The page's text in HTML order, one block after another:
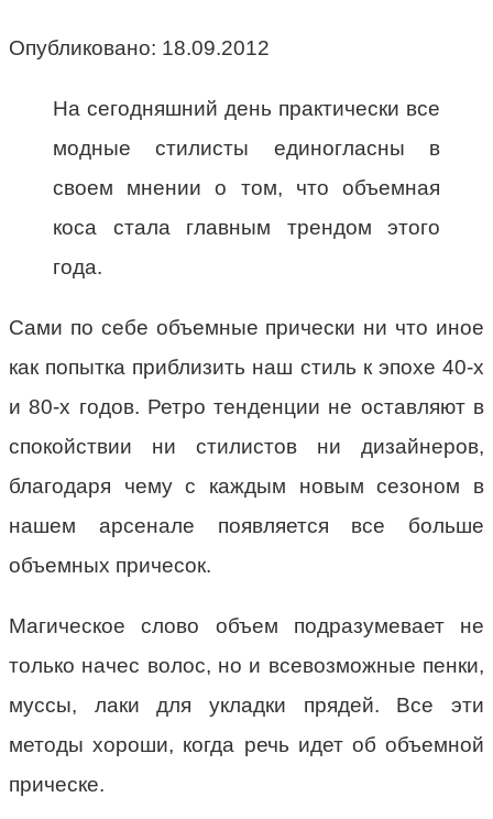
Опубликовано: 18.09.2012
На сегодняшний день практически все
модные стилисты единогласны в
своем мнении о том, что объемная
коса стала главным трендом этого
года.
Сами по себе объемные прически ни что иное
как попытка приблизить наш стиль к эпохе 40-х
и 80-х годов. Ретро тенденции не оставляют в
спокойствии ни стилистов ни дизайнеров,
благодаря чему с каждым новым сезоном в
нашем арсенале появляется все больше
объемных причесок.
Магическое слово объем подразумевает не
только начес волос, но и всевозможные пенки,
муссы, лаки для укладки прядей. Все эти
методы хороши, когда речь идет об объемной
прическе.